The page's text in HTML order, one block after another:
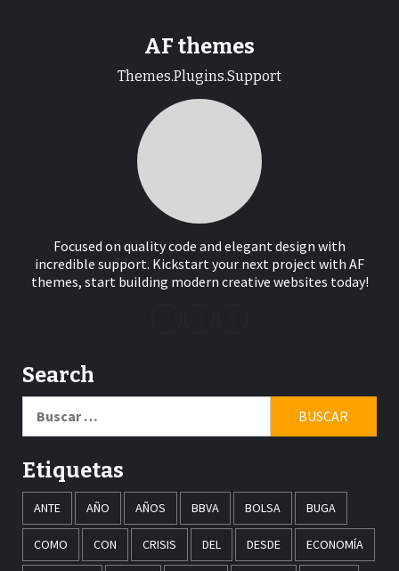
AF themes
Themes.Plugins.Support
Focused on quality code and elegant design with
incredible support. Kickstart your next project with AF
themes, start building modern creative websites today!
Search
Etiquetas
ANTE AÑO AÑOS BBVA BOLSA BUGA
COMO CON CRISIS DEL DESDE ECONOMÍA